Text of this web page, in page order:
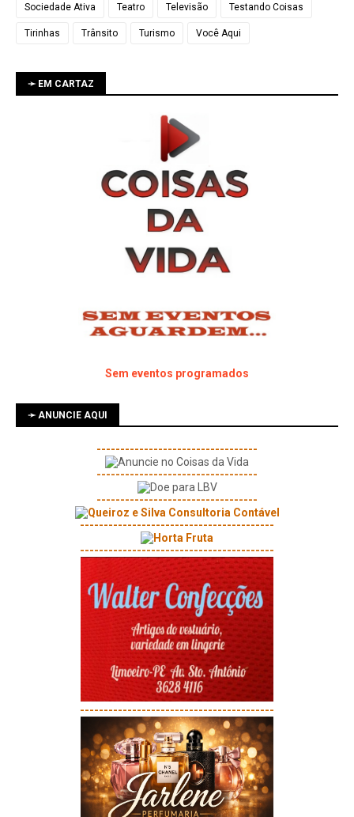
Sociedade Ativa Teatro Televisão Testando Coisas
Tirinhas Trânsito Turismo Você Aqui
➛ EM CARTAZ
Sem eventos programados
➛ ANUNCIE AQUI
----------------------------------
----------------------------------
----------------------------------
-----------------------------------------
-----------------------------------------
-----------------------------------------